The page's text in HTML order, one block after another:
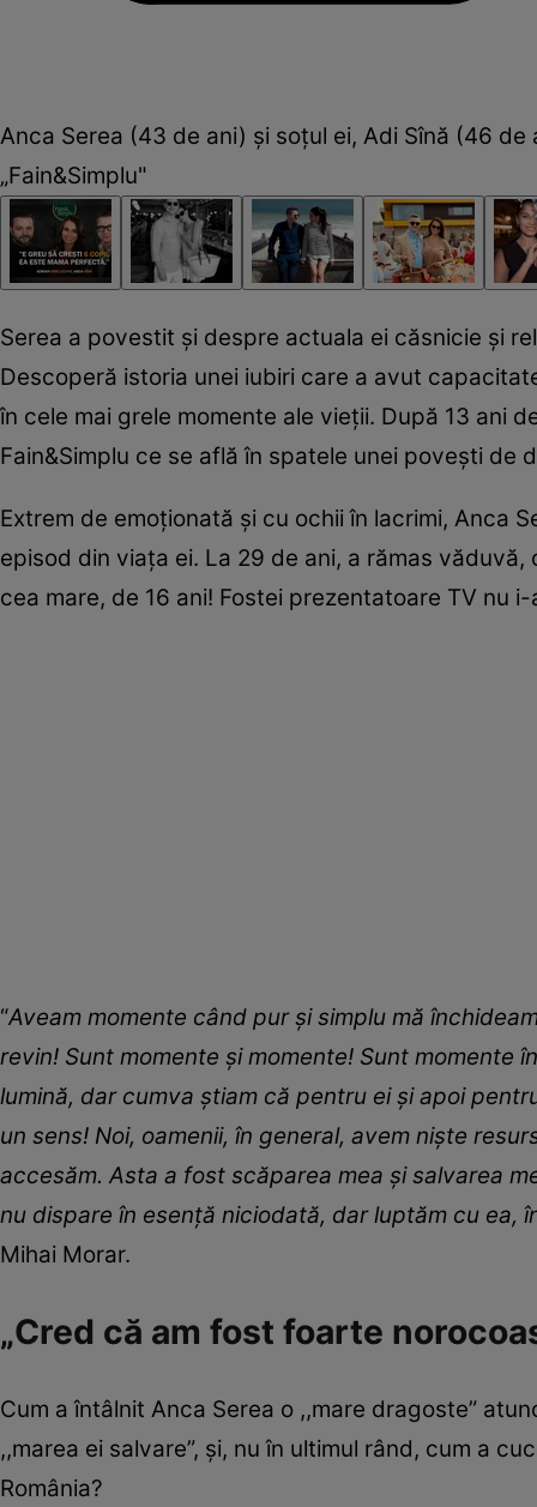
Anca Serea (43 de ani) și soțul ei, Adi Sînă (46
„Fain&Simplu"
Serea a povestit și despre actuala ei căsnicie și
Descoperă istoria unei iubiri care a avut
în cele mai grele momente ale vieții. După 13 ani
Fain&Simplu ce se află în spatele unei povești de
Extrem de emoționată și cu ochii în lacrimi, Anca
episod din viața ei. La 29 de ani, a rămas
cea mare, de 16 ani! Fostei prezentatoare TV nu
“Aveam momente când pur și simplu mă
revin! Sunt momente și momente! Sunt momente
lumină, dar cumva știam că pentru ei și apoi
un sens! Noi, oamenii, în general, avem niște
accesăm. Asta a fost scăparea mea și salvarea
nu dispare în esență niciodată, dar luptăm cu ea,
Mihai Morar.
„Cred că am fost foarte
Cum a întâlnit Anca Serea o ,,mare dragoste”
,,marea ei salvare”, și, nu în ultimul rând, cum a
România?